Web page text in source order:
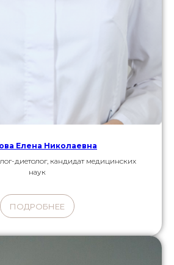
Елена Николаевна
диетолог, кандидат медицинских
наук
ПОДРОБНЕЕ